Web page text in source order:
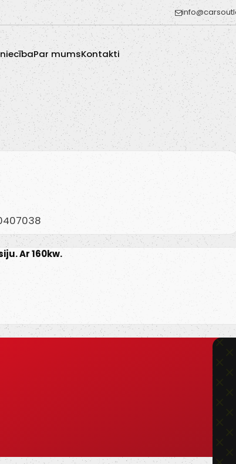
Par mumsKontakti
Ar 160kw.